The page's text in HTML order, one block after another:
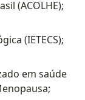
(ACOLHE);
(IETECS);
em saúde